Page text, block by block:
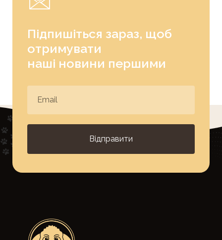
Підпишіться зараз, щоб
отримувати
наші новини першими
Відправити